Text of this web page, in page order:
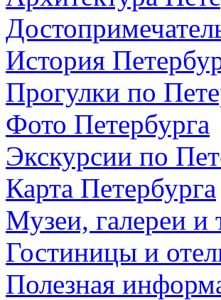
История
Прогулки по
Фото Петербурга
Экскурсии по
Карта Петербурга
Музеи, галереи и
Гостиницы и
Полезная